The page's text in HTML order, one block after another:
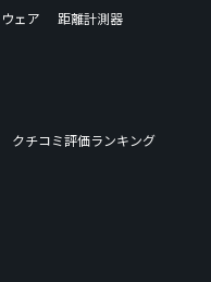
ェア
距離計測器
クチコミ評価ランキング